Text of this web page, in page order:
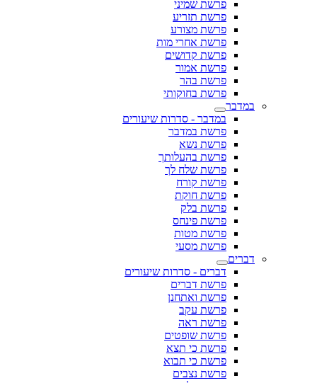
פרשת שמיני
פרשת תזריע
פרשת מצורע
פרשת אחרי מות
פרשת קדושים
פרשת אמור
פרשת בהר
פרשת בחוקותי
במדבר
במדבר - סדרות שיעורים
פרשת במדבר
פרשת נשא
פרשת בהעלותך
פרשת שלח לך
פרשת קורח
פרשת חוקת
פרשת בלק
פרשת פינחס
פרשת מטות
פרשת מסעי
דברים
דברים - סדרות שיעורים
פרשת דברים
פרשת ואתחנן
פרשת עקב
פרשת ראה
פרשת שופטים
פרשת כי תצא
פרשת כי תבוא
פרשת נצבים